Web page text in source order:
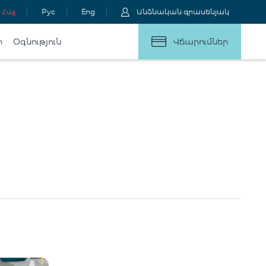
Հայ Рус Eng Անձնական գրասենյակ
Օգնություն Վճարումներ